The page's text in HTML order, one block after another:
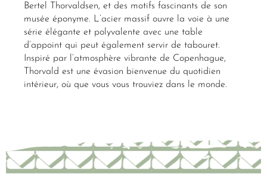
Bertel Thorvaldsen, et des motifs fascinants de son
musée éponyme. L’acier massif ouvre la voie à une
série élégante et polyvalente avec une table
d’appoint qui peut également servir de tabouret.
Inspiré par l’atmosphère vibrante de Copenhague,
Thorvald est une évasion bienvenue du quotidien
intérieur, où que vous vous trouviez dans le monde.